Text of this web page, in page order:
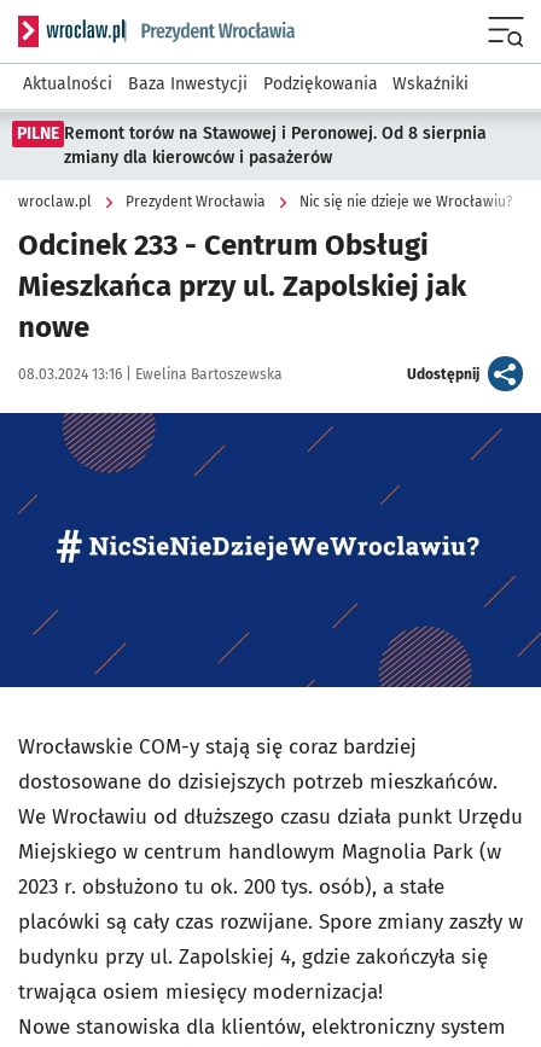
Serwis informacyjny wroclaw.pl podserwis: Prezydent
Aktualności Baza Inwestycji Podziękowania Wskaźniki
PILNE Remont torów na Stawowej i Peronowej. Od 8 sierpnia
zmiany dla kierowców i pasażerów
wroclaw.pl Prezydent Wrocławia Nic się nie dzieje we Wrocławiu?
Odcinek 233 - Centrum Obsługi
Mieszkańca przy ul. Zapolskiej jak
nowe
Data publikacji:
08.03.2024 13:16 | Autor:
Ewelina Bartoszewska Udostępnijartykuł
Kliknij, aby powiększyć
Wrocławskie COM-y stają się coraz bardziej
dostosowane do dzisiejszych potrzeb mieszkańców.
We Wrocławiu od dłuższego czasu działa punkt Urzędu
Miejskiego w centrum handlowym Magnolia Park (w
2023 r. obsłużono tu ok. 200 tys. osób), a stałe
placówki są cały czas rozwijane. Spore zmiany zaszły w
budynku przy ul. Zapolskiej 4, gdzie zakończyła się
trwająca osiem miesięcy modernizacja!
Nowe stanowiska dla klientów, elektroniczny system